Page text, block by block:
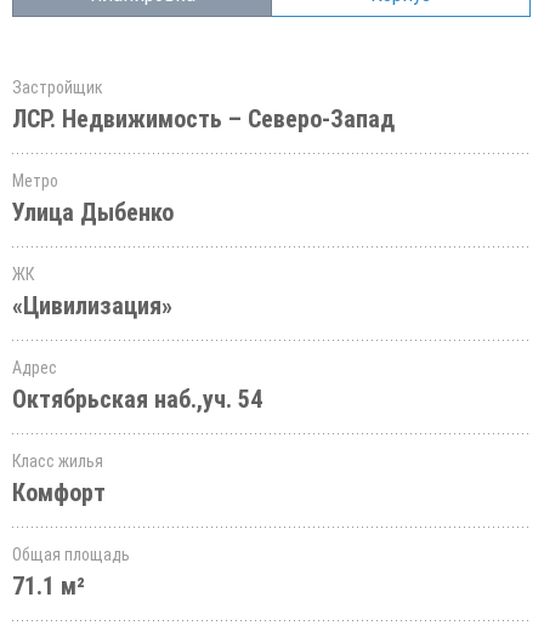
Застройщик
ЛСР. Недвижимость – Северо-Запад
Метро
Улица Дыбенко
ЖК
«Цивилизация»
Адрес
Октябрьская наб.,уч. 54
Класс жилья
Комфорт
Общая площадь
71.1 м²